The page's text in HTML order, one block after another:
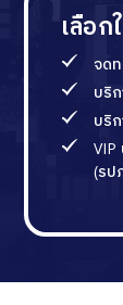
เลือก
จด
บริ
บริ
(รป